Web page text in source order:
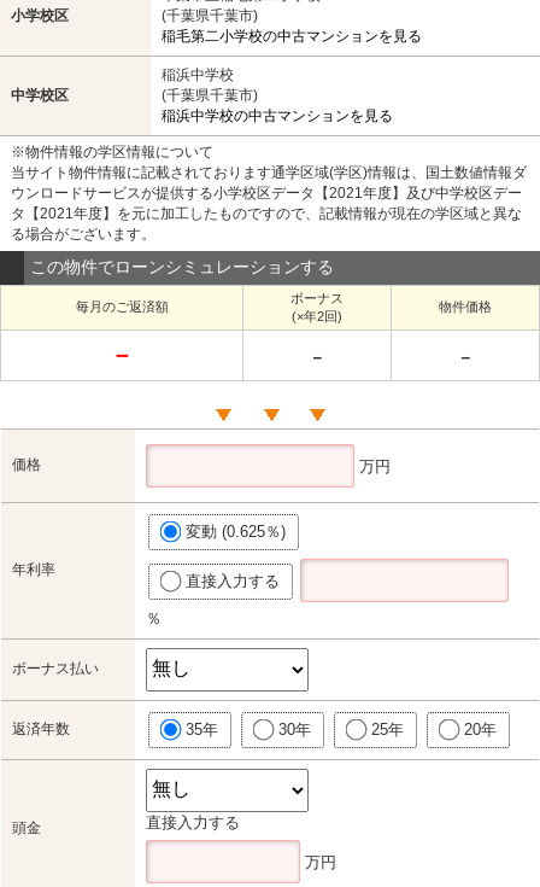
小学校区
(千葉県千葉市)
稲毛第二小学校の中古マンションを見る
中学校区
稲浜中学校
(千葉県千葉市)
稲浜中学校の中古マンションを見る
※物件情報の学区情報について
当サイト物件情報に記載されております通学区域(学区)情報は、国土数値情報ダ
ウンロードサービスが提供する小学校区データ【2021年度】及び中学校区デー
タ【2021年度】を元に加工したものですので、記載情報が現在の学区域と異な
る場合がございます。
この物件でローンシミュレーションする
毎月のご返済額
ボーナス
(×年2回)
物件価格
－ － －
価格 万円
年利率
変動 (0.625％)
直接入力する
％
ボーナス払い
返済年数 35年 30年 25年 20年
頭金 直接入力する
万円